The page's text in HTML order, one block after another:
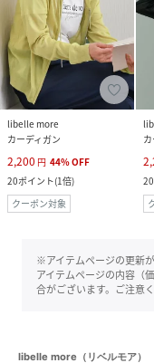
libelle more
カーディガン
2,200 円 44%OFF
20ポイント(1倍)
クーポン対象
20
※アイテムページの更新
アイテムページの内容（
合がございます。ご注意く
libelle more（リベルモア）